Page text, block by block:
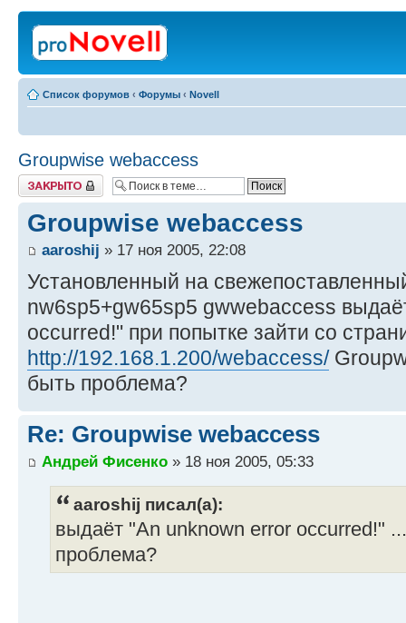
Список форумов ‹ Форумы ‹ Novell
Groupwise webaccess
Закрыто
Groupwise webaccess
aaroshij » 17 ноя 2005, 22:08
Установленный на
nw6sp5+gw65sp5 gwwebaccess
occurred!" при попытке зайти со
http://192.168.1.200/webaccess/
быть проблема?
Re: Groupwise webaccess
Андрей Фисенко » 18 ноя 2005, 05:33
aaroshij писал(а):
выдаёт "An unknown error occurred!"
проблема?